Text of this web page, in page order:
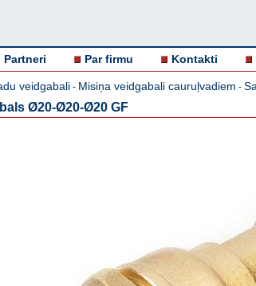
Partneri Par firmu Kontakti
veidgabali - Misiņa veidgabali cauruļvadiem -
Ø20-Ø20-Ø20 GF